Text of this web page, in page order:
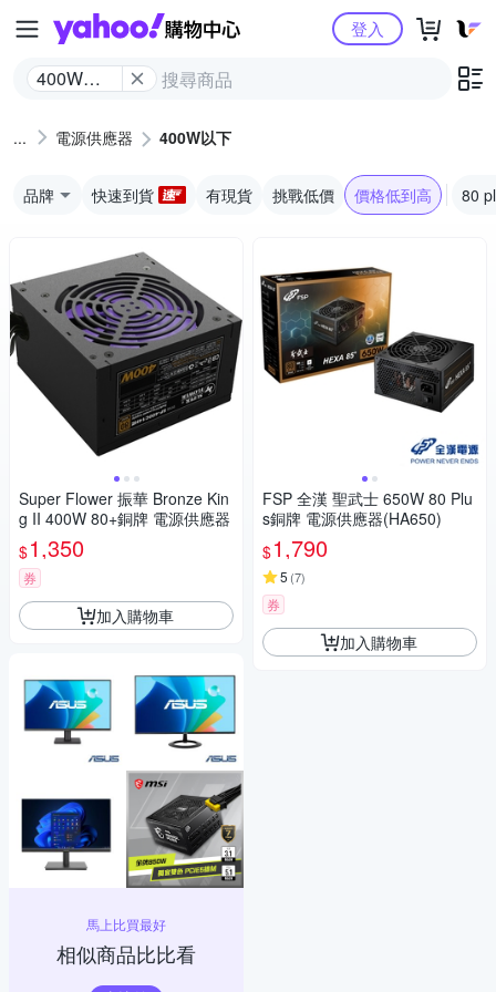
Yahoo購物中心
400W以
登入
電源供應器 400W以下
品牌 快速到貨 有現貨 挑戰低價 價格低到高 80
Super Flower 振華 Bronze Kin
g II 400W 80+銅牌 電源供應器
$1,350
券
加入購物車
馬上比買最好
相似商品比比看
FSP 全漢 聖武士 650W 80 Plu
s銅牌 電源供應器(HA650)
$1,790
5 (7)
券
加入購物車